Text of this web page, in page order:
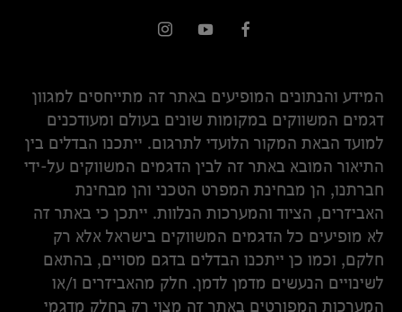
המידע והנתונים המופיעים באתר זה מתייחסים למגוון
דגמים המשווקים במקומות שונים בעולם ומעודכנים
למועד הבאת המקור הלועדי לתרגום. ייתכנו הבדלים בין
התיאור המובא באתר זה לבין הדגמים המשווקים על-ידי
חברתנו, הן מבחינת המפרט הטכני והן מבחינת
האביזרים, הציוד והמערכות הנלוות. ייתכן כי באתר זה
לא מופיעים כל הדגמים המשווקים בישראל אלא רק
חלקם, וכמו כן ייתכנו הבדלים בדגם מסויים, בהתאם
לשינויים הנעשים מדמן לדמן. חלק מהאביזרים ו/או
המערכות המפורטים באתר זה מצוי רק בחלק מדגמי